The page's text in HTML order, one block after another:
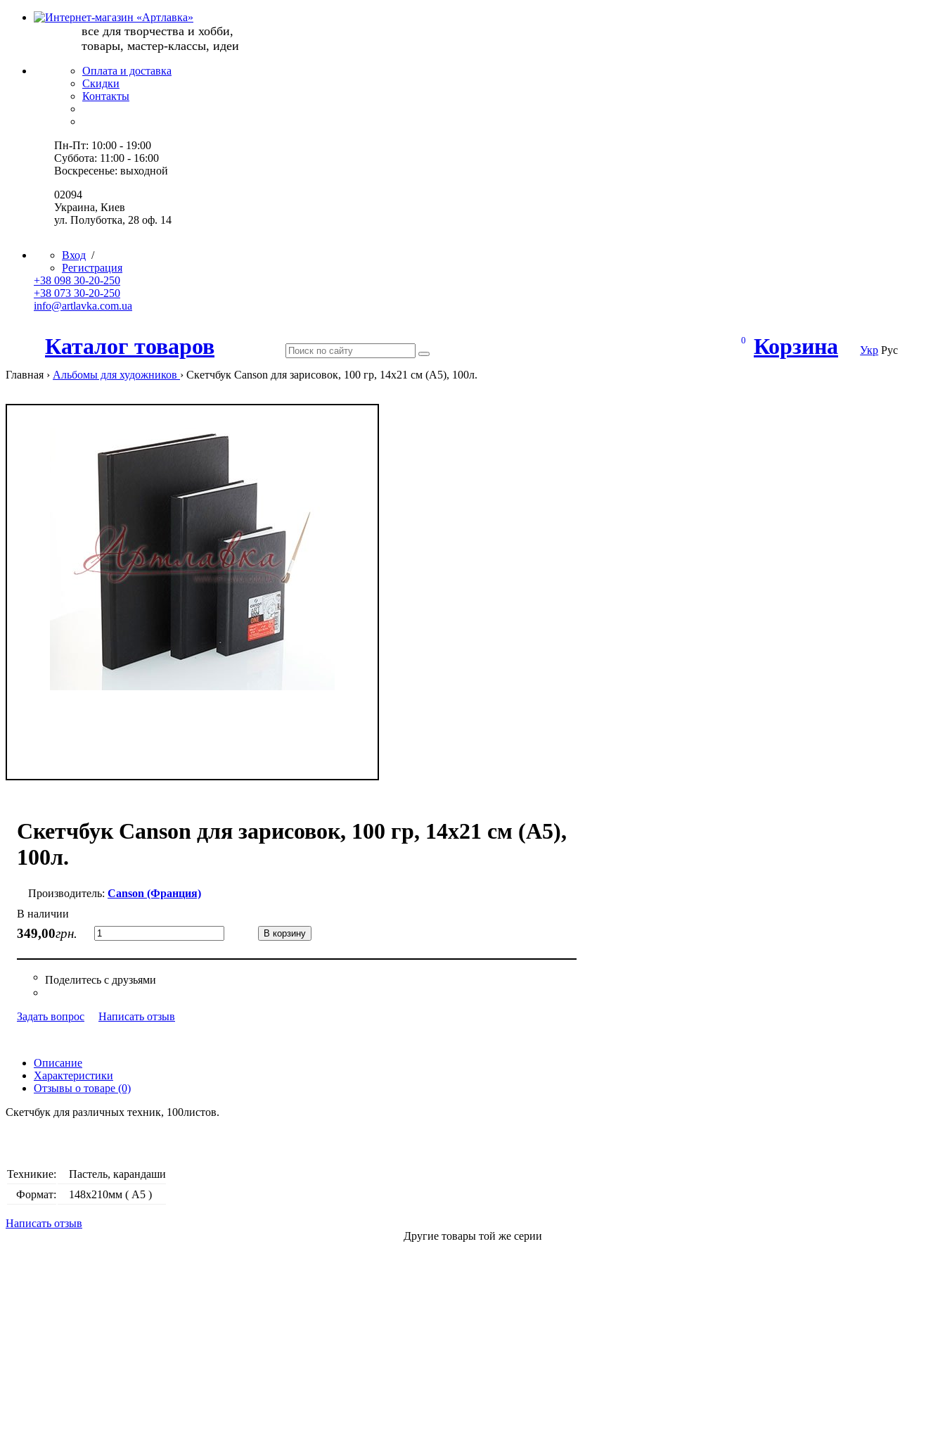
все для творчества и хобби,
товары, мастер-классы, идеи
Оплата и доставка
Скидки
Контакты
Пн-Пт: 10:00 - 19:00
Суббота: 11:00 - 16:00
Воскресенье: выходной
02094
Украина, Киев
ул. Полуботка, 28 оф. 14
Вход /
Регистрация
+38 098 30-20-250
+38 073 30-20-250
info@artlavka.com.ua
Каталог товаров Корзина
0
Укр Рус
Главная › Альбомы для художников › Скетчбук Canson для зарисовок, 100 гр, 14x21 см (А5), 100л.
Скетчбук Canson для зарисовок, 100 гр, 14x21 см (А5),
100л.
Canson (Франция)
В наличии
349,00грн. В корзину
Задать вопрос Написать отзыв
Описание
Характеристики
Отзывы о товаре (0)
Скетчбук для различных техник, 100листов.
Техникие:
Пастель, карандаши
Формат:
148х210мм ( А5 )
Написать отзыв
Другие товары той же серии